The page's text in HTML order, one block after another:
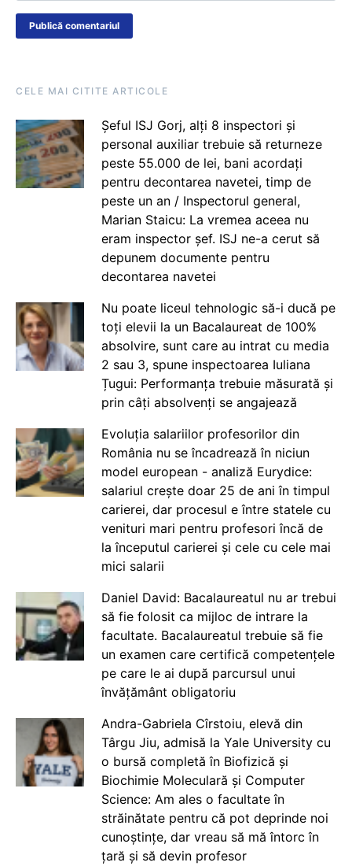
CELE MAI CITITE ARTICOLE
Șeful ISJ Gorj, alți 8 inspectori și
personal auxiliar trebuie să returneze
peste 55.000 de lei, bani acordați
pentru decontarea navetei, timp de
peste un an / Inspectorul general,
Marian Staicu: La vremea aceea nu
eram inspector șef. ISJ ne-a cerut să
depunem documente pentru
decontarea navetei
Nu poate liceul tehnologic să-i ducă pe
toți elevii la un Bacalaureat de 100%
absolvire, sunt care au intrat cu media
2 sau 3, spune inspectoarea Iuliana
Țugui: Performanța trebuie măsurată și
prin câți absolvenți se angajează
Evoluția salariilor profesorilor din
România nu se încadrează în niciun
model european - analiză Eurydice:
salariul crește doar 25 de ani în timpul
carierei, dar procesul e între statele cu
venituri mari pentru profesori încă de
la începutul carierei și cele cu cele mai
mici salarii
Daniel David: Bacalaureatul nu ar trebui
să fie folosit ca mijloc de intrare la
facultate. Bacalaureatul trebuie să fie
un examen care certifică competențele
pe care le ai după parcursul unui
învățământ obligatoriu
Andra-Gabriela Cîrstoiu, elevă din
Târgu Jiu, admisă la Yale University cu
o bursă completă în Biofizică și
Biochimie Moleculară și Computer
Science: Am ales o facultate în
străinătate pentru că pot deprinde noi
cunoștințe, dar vreau să mă întorc în
țară și să devin profesor